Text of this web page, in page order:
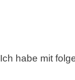
Ich habe mit